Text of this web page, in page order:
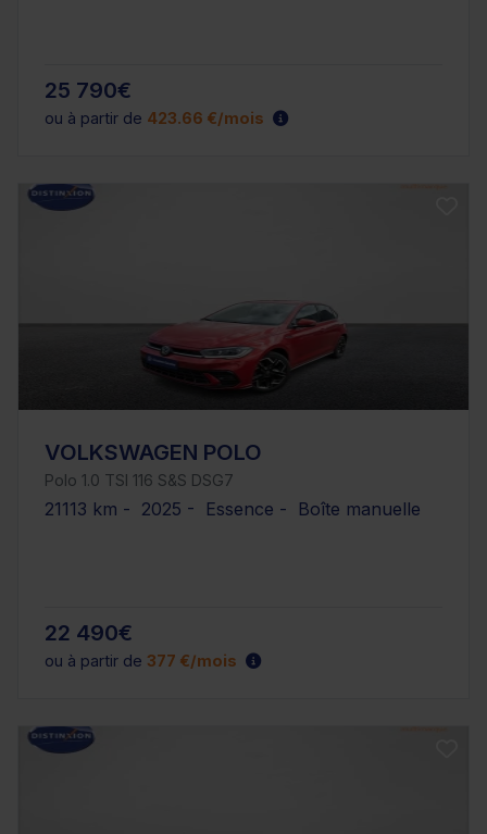
25 790€
ou à partir de 423.66 €/mois
VOLKSWAGEN POLO
Polo 1.0 TSI 116 S&S DSG7
21113 km - 2025 - Essence - Boîte manuelle
22 490€
ou à partir de 377 €/mois